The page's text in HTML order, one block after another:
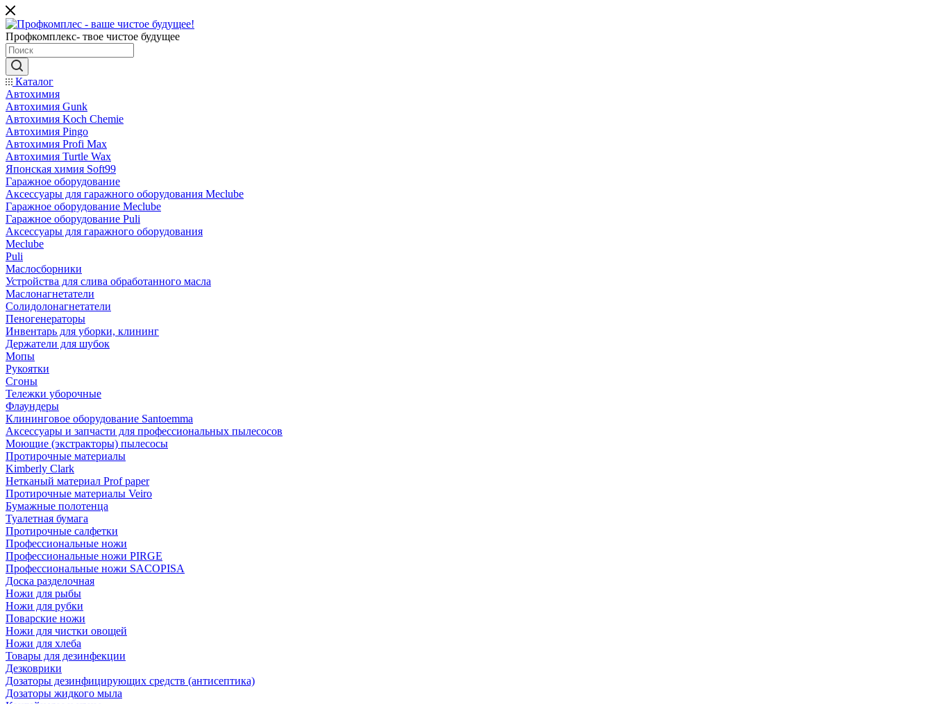
Профкомплекс- твое чистое будущее
Каталог
Автохимия
Автохимия Gunk
Автохимия Koch Chemie
Автохимия Pingo
Автохимия Profi Max
Автохимия Turtle Wax
Японская химия Soft99
Гаражное оборудование
Аксессуары для гаражного оборудования Meclube
Гаражное оборудование Meclube
Гаражное оборудование Puli
Аксессуары для гаражного оборудования
Meclube
Puli
Маслосборники
Устройства для слива обработанного масла
Маслонагнетатели
Солидолонагнетатели
Пеногенераторы
Инвентарь для уборки, клининг
Держатели для шубок
Мопы
Рукоятки
Сгоны
Тележки уборочные
Флаундеры
Клининговое оборудование Santoemma
Аксессуары и запчасти для профессиональных пылесосов
Моющие (экстракторы) пылесосы
Протирочные материалы
Kimberly Clark
Нетканый материал Prof paper
Протирочные материалы Veiro
Бумажные полотенца
Туалетная бумага
Протирочные салфетки
Профессиональные ножи
Профессиональные ножи PIRGE
Профессиональные ножи SACOPISA
Доска разделочная
Ножи для рыбы
Ножи для рубки
Поварские ножи
Ножи для чистки овощей
Ножи для хлеба
Товары для дезинфекции
Дезковрики
Дозаторы дезинфицирующих средств (антисептика)
Дозаторы жидкого мыла